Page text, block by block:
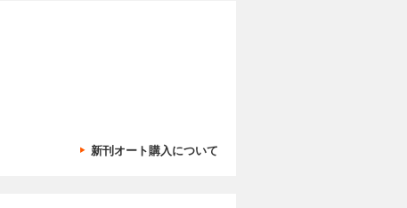
新刊オート購入について